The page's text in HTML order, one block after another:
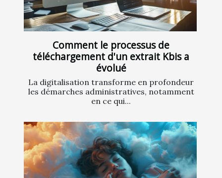
Comment le processus de
téléchargement d'un extrait Kbis a
évolué
La digitalisation transforme en profondeur
les démarches administratives, notamment
en ce qui...